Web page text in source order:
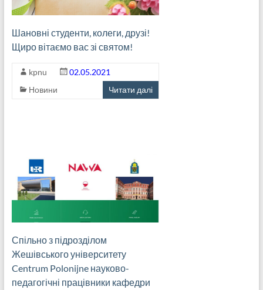
Шановні студенти, колеги, друзі!
Щиро вітаємо вас зі святом!
kpnu
02.05.2021
Новини
Читати далі
Спільно з підрозділом
Жешівського університету
Centrum Polonijne науково-
педагогічні працівники кафедри